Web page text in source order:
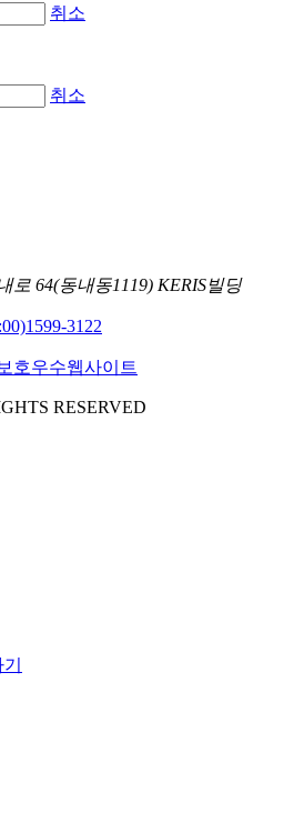
취소
취소
로 64(동내동1119) KERIS빌딩
1599-3122
RESERVED